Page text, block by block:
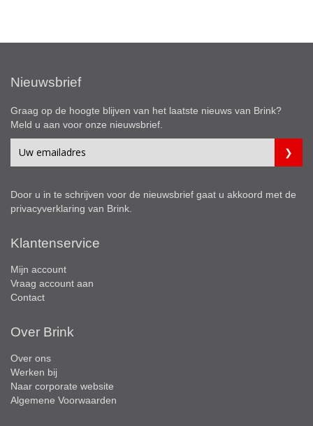
Nieuwsbrief
Graag op de hoogte blijven van het laatste nieuws van Brink?
Meld u aan voor onze nieuwsbrief.
Door u in te schrijven voor de nieuwsbrief gaat u akkoord met de
privacyverklaring van Brink.
Klantenservice
Mijn account
Vraag account aan
Contact
Over Brink
Over ons
Werken bij
Naar corporate website
Algemene Voorwaarden